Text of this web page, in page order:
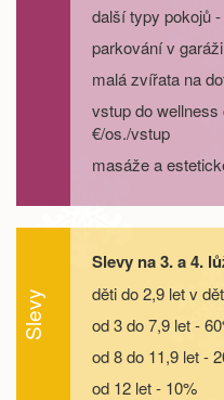
19.09. - 22.09.26 4 dny
19.09. - 23.09.26 5 dní
19.09. - 24.09.26
26.09. - 30.09.26 5 dní
26.09. - 01.10.26 6 dní
další typy pokojů
parkování v
malá zvířata na
vstup do
€/os./vstup
masáže a
Slevy
Slevy na 3. a 4.
děti do 2,9 let v
od 3 do 7,9 let -
od 8 do 11,9 let -
od 12 let - 10%